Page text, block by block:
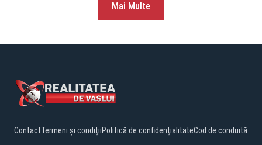
Mai Multe
ContactTermeni și condițiiPolitică de confidențialitateCod de conduită